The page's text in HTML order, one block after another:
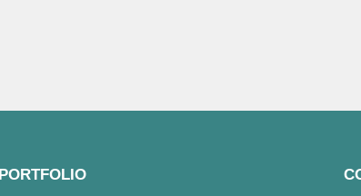
PORTFOLIO